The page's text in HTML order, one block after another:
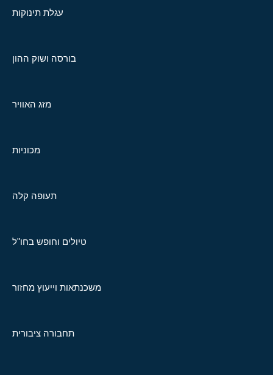
עגלת תינוקות
בורסה ושוק ההון
מזג האוויר
מכוניות
תעופה קלה
טיולים וחופש בחו"ל
משכנתאות וייעוץ מחזור
תחבורה ציבורית